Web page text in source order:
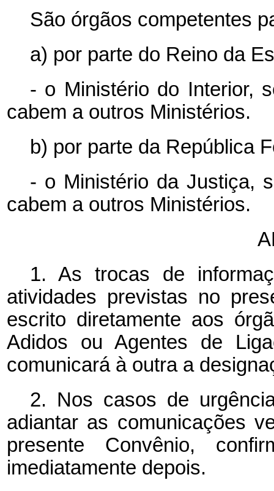
São órgãos competentes
a) por parte do Reino da
- o Ministério do Interior,
cabem a outros Ministérios.
b) por parte da República
- o Ministério da Justiça,
cabem a outros Ministérios.
1. As trocas de
atividades previstas no
escrito diretamente aos
Adidos ou Agentes de
comunicará à outra a
2. Nos casos de
adiantar as comunicações
presente Convênio,
imediatamente depois.